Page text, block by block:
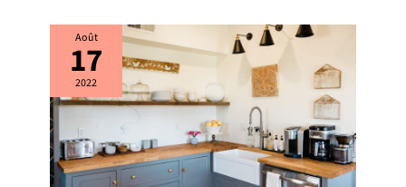
Août
17
2022